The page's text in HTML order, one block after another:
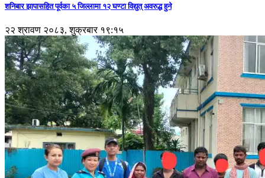
शनिबार झापासहित पूर्वका ५ जिल्लामा १२ घण्टा विद्युत् अवरुद्ध हुने
२२ श्रावण २०८३, शुक्रबार १९:१५